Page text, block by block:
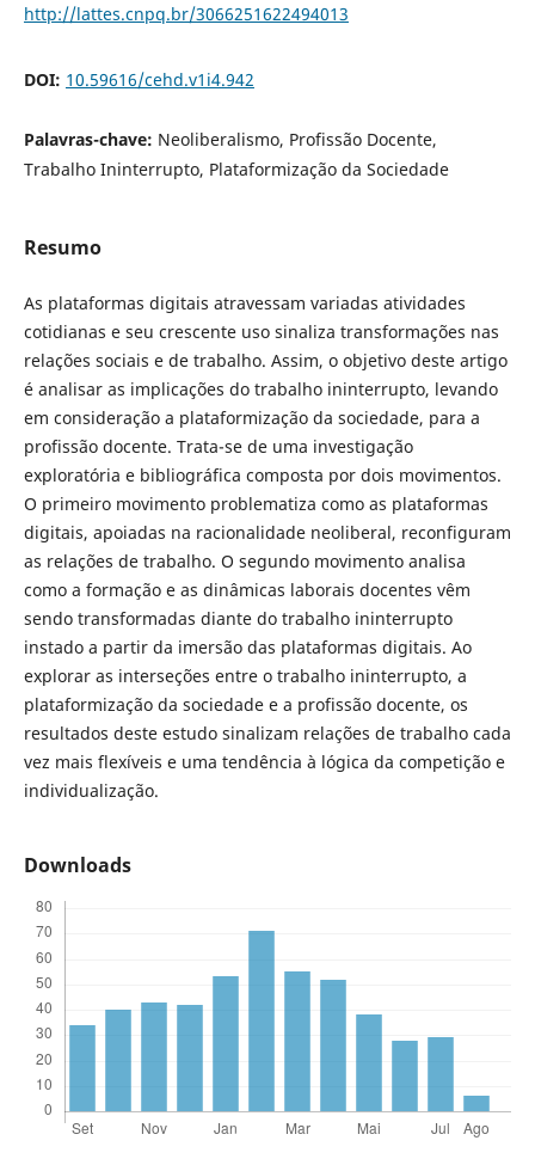
http://lattes.cnpq.br/3066251622494013
DOI: 10.59616/cehd.v1i4.942
Palavras-chave: Neoliberalismo, Profissão Docente,
Trabalho Ininterrupto, Plataformização da Sociedade
Resumo
As plataformas digitais atravessam variadas atividades
cotidianas e seu crescente uso sinaliza transformações nas
relações sociais e de trabalho. Assim, o objetivo deste artigo
é analisar as implicações do trabalho ininterrupto, levando
em consideração a plataformização da sociedade, para a
profissão docente. Trata-se de uma investigação
exploratória e bibliográfica composta por dois movimentos.
O primeiro movimento problematiza como as plataformas
digitais, apoiadas na racionalidade neoliberal, reconfiguram
as relações de trabalho. O segundo movimento analisa
como a formação e as dinâmicas laborais docentes vêm
sendo transformadas diante do trabalho ininterrupto
instado a partir da imersão das plataformas digitais. Ao
explorar as interseções entre o trabalho ininterrupto, a
plataformização da sociedade e a profissão docente, os
resultados deste estudo sinalizam relações de trabalho cada
vez mais flexíveis e uma tendência à lógica da competição e
individualização.
Downloads